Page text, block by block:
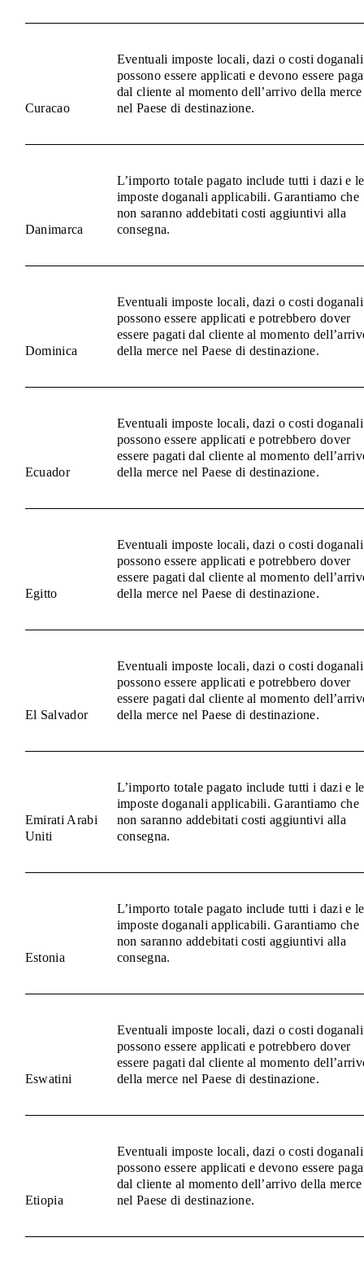
Curacao
Eventuali imposte locali, dazi o costi doganali
possono essere applicati e devono essere
dal cliente al momento dell’arrivo della merce
nel Paese di destinazione.
Danimarca
L’importo totale pagato include tutti i dazi e le
imposte doganali applicabili. Garantiamo che
non saranno addebitati costi aggiuntivi alla
consegna.
Dominica
Eventuali imposte locali, dazi o costi doganali
possono essere applicati e potrebbero dover
essere pagati dal cliente al momento
della merce nel Paese di destinazione.
Ecuador
Eventuali imposte locali, dazi o costi doganali
possono essere applicati e potrebbero dover
essere pagati dal cliente al momento
della merce nel Paese di destinazione.
Egitto
Eventuali imposte locali, dazi o costi doganali
possono essere applicati e potrebbero dover
essere pagati dal cliente al momento
della merce nel Paese di destinazione.
El Salvador
Eventuali imposte locali, dazi o costi doganali
possono essere applicati e potrebbero dover
essere pagati dal cliente al momento
della merce nel Paese di destinazione.
Emirati Arabi
Uniti
L’importo totale pagato include tutti i dazi e le
imposte doganali applicabili. Garantiamo che
non saranno addebitati costi aggiuntivi alla
consegna.
Estonia
L’importo totale pagato include tutti i dazi e le
imposte doganali applicabili. Garantiamo che
non saranno addebitati costi aggiuntivi alla
consegna.
Eswatini
Eventuali imposte locali, dazi o costi doganali
possono essere applicati e potrebbero dover
essere pagati dal cliente al momento
della merce nel Paese di destinazione.
Etiopia
Eventuali imposte locali, dazi o costi doganali
possono essere applicati e devono essere
dal cliente al momento dell’arrivo della merce
nel Paese di destinazione.